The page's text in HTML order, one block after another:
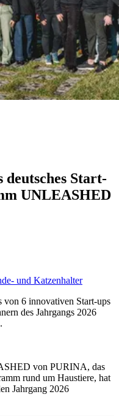
deutsches Start-
UNLEASHED
und Katzenhalter
von 6 innovativen Start-ups
des Jahrgangs 2026
von PURINA, das
rund um Haustiere, hat
Jahrgang 2026